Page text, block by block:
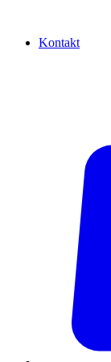
Kontakt